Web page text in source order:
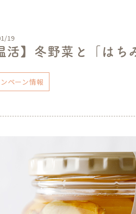
19
活】冬野菜と「は
ペーン情報